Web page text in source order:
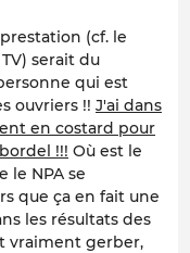
(cf. le
serait du
qui est
ouvriers !! J'ai dans
en costard pour
!!! Où est le
le NPA se
que ça en fait une
les résultats des
vraiment gerber,